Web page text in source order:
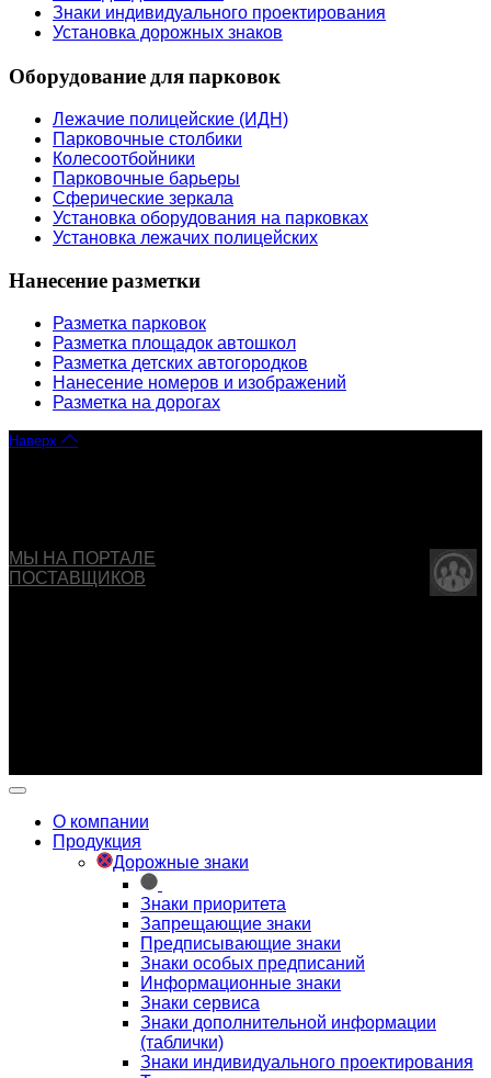
Знаки индивидуального проектирования
Установка дорожных знаков
Оборудование для парковок
Лежачие полицейские (ИДН)
Парковочные столбики
Колесоотбойники
Парковочные барьеры
Сферические зеркала
Установка оборудования на парковках
Установка лежачих полицейских
Нанесение разметки
Разметка парковок
Разметка площадок автошкол
Разметка детских автогородков
Нанесение номеров и изображений
Разметка на дорогах
Наверх
МЫ НА ПОРТАЛЕ
ПОСТАВЩИКОВ
О компании
Продукция
Дорожные знаки
Знаки приоритета
Запрещающие знаки
Предписывающие знаки
Знаки особых предписаний
Информационные знаки
Знаки сервиса
Знаки дополнительной информации
(таблички)
Знаки индивидуального проектирования